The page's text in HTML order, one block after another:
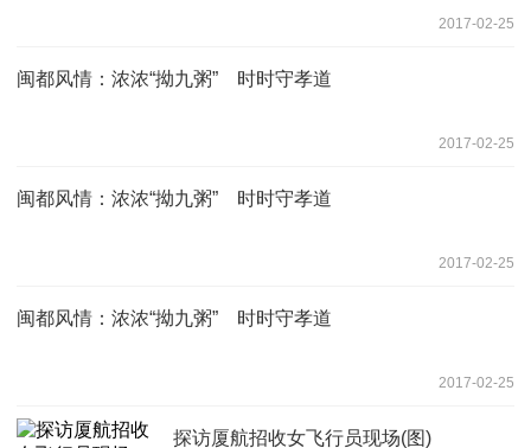
2017-02-25
闽都风情：浓浓“拗九粥” 时时守孝道
2017-02-25
闽都风情：浓浓“拗九粥” 时时守孝道
2017-02-25
闽都风情：浓浓“拗九粥” 时时守孝道
2017-02-25
探访厦航招收女飞行员现场(图)